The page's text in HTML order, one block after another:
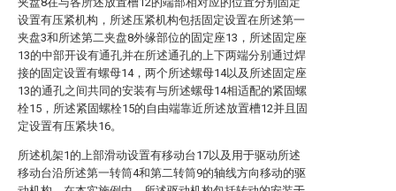
设置有压紧机构，所述压紧机构包括固定设置在所述第一
夹盘3和所述第二夹盘8外缘部位的固定座13，所述固定座
13的中部开设有通孔并在所述通孔的上下两端分别通过焊
接的固定设置有螺母14，两个所述螺母14以及所述固定座
13的通孔之间共同的安装有与所述螺母14相适配的紧固螺
栓15，所述紧固螺栓15的自由端靠近所述放置槽12并且固
定设置有压紧块16。
所述机架1的上部滑动设置有移动台17以及用于驱动所述
移动台沿所述第一转筒4和第二转筒9的轴线方向移动的驱